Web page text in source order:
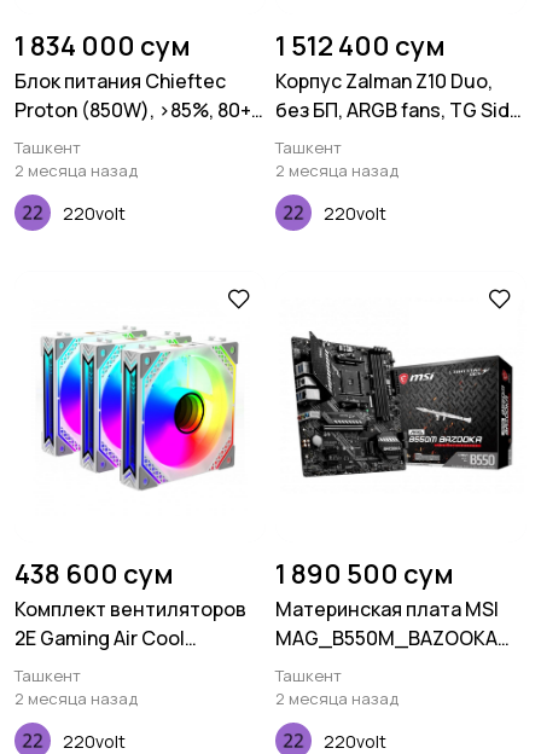
1 834 000 сум
Блок питания Chieftec
Proton (850W), >85%, 80+
Bronze, Fully Modular
Ташкент
2 месяца назад
220volt
1 512 400 сум
Корпус Zalman Z10 Duo,
без БП, ARGB fans, TG Side
Panel, EATX, Черный
Ташкент
2 месяца назад
220volt
438 600 сум
Комплект вентиляторов
2E Gaming Air Cool
ACF120MB-ARGB, 3x120мм,
2000rpm, белый
Ташкент
2 месяца назад
220volt
1 890 500 сум
Материнcкая плата MSI
MAG_B550M_BAZOOKA
sAM4 B550 4xDDR4 HDMI-
DP mATX
Ташкент
2 месяца назад
220volt